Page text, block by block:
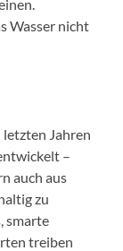
Wasser nicht
Jahren
–
auch aus
zu
smarte
treiben